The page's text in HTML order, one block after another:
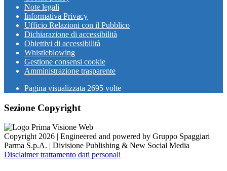
Note legali
Informativa Privacy
Ufficio Relazioni con il Pubblico
Dichiarazione di accessibilità
Obiettivi di accessibilità
Whistleblowing
Gestione consensi cookie
Amministrazione trasparente
Pagina visualizzata 2695 volte
Sezione Copyright
Copyright 2026 | Engineered and powered by Gruppo Spaggiari
Parma S.p.A. | Divisione Publishing & New Social Media
Disclaimer trattamento dati personali